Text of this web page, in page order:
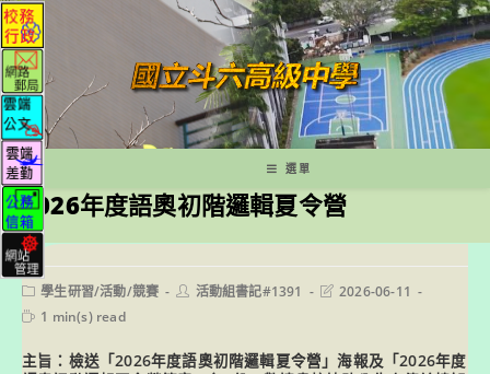
跳
轉
至
主
要
內
容
選單
2026年度語奧初階邏輯夏令營
Post
category:
學生研習/活動/競賽
Post活動組書記#1391
Post2026-06-11
Reading
1 min(s) read
主旨：檢送「2026年度語奧初階邏輯夏令營」海報及「2026年度